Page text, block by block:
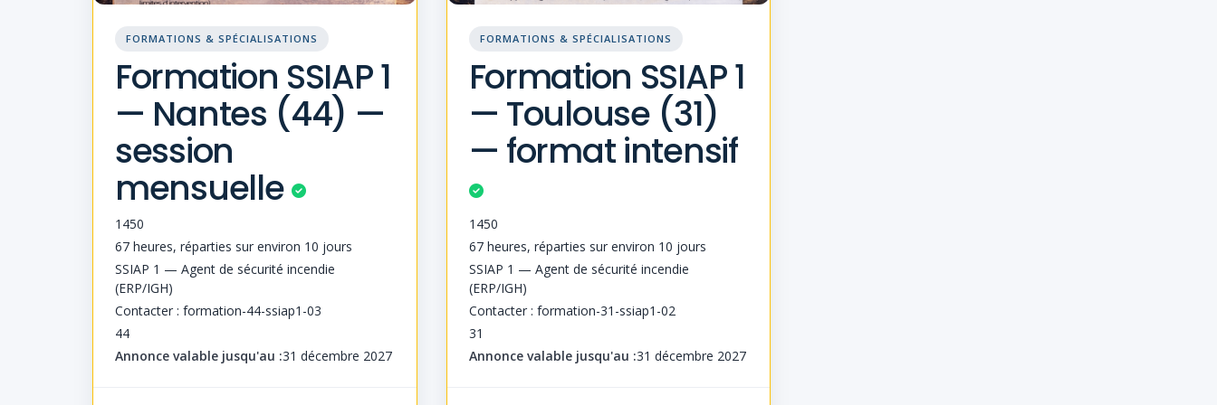
FORMATIONS & SPÉCIALISATIONS
Formation SSIAP 1
— Nantes (44) —
session
mensuelle
1450
67 heures, réparties sur environ 10 jours
SSIAP 1 — Agent de sécurité incendie
(ERP/IGH)
Contacter : formation-44-ssiap1-03
44
Annonce valable jusqu'au :31 décembre 2027
FORMATIONS & SPÉCIALISATIONS
Formation SSIAP 1
— Toulouse (31)
— format intensif
1450
67 heures, réparties sur environ 10 jours
SSIAP 1 — Agent de sécurité incendie
(ERP/IGH)
Contacter : formation-31-ssiap1-02
31
Annonce valable jusqu'au :31 décembre 2027